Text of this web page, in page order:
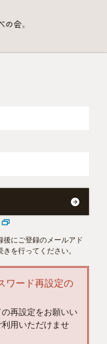
にご登録のメールアド
を行ってください。
ワード再設定の
再設定をお願いい
用いただけませ